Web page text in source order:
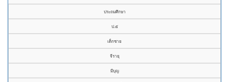
ประถมศึกษา
ป.๕
เด็กชาย
จีรายุ
มีบุญ